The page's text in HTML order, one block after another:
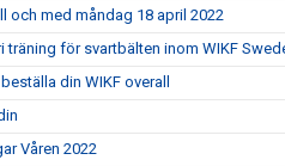
och med måndag 18 april 2022
träning för svartbälten inom WIKF
din WIKF overall
Våren 2022